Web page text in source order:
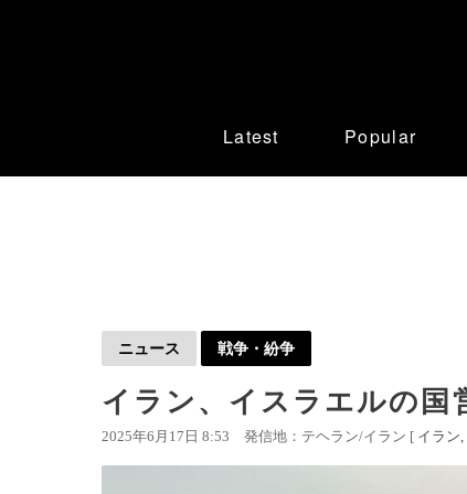
Latest Popular
ニュース 戦争・紛争
イラン、イスラエルの国
2025年6月17日 8:53 発信地：テヘラン/イラン [ イラン